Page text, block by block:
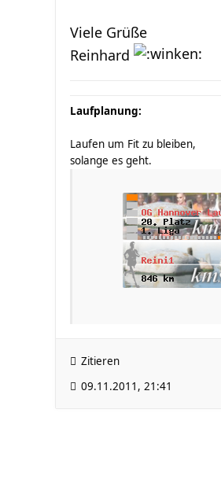
Viele Grüße
Reinhard
Laufplanung:
Laufen um Fit zu bleiben,
solange es geht.
Zitieren
09.11.2011, 21:41